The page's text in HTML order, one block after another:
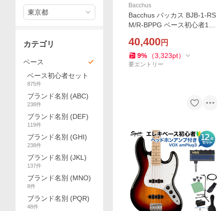
Bacchus
Bacchus バッカス BJB-1-RS
M/R-BPPG ベース初心者12
付 エレキベース ユニバース
シリーズ
40,400円
9% （3,323pt）
要エントリー
東京都
カテゴリ
ベース
ベース初心者セット
875件
ブランド名別 (ABC)
238件
ブランド名別 (DEF)
119件
ブランド名別 (GHI)
238件
ブランド名別 (JKL)
137件
ブランド名別 (MNO)
8件
ブランド名別 (PQR)
48件